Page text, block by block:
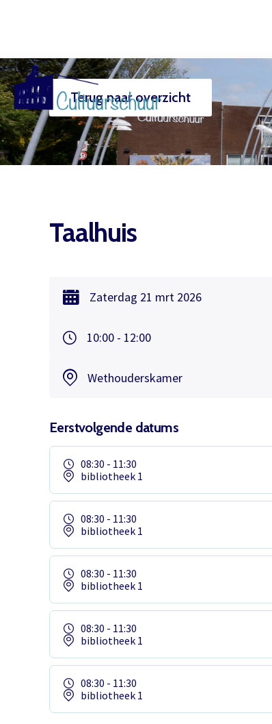
Terug naar overzicht
Taalhuis
Zaterdag 21 mrt 2026
10:00 - 12:00
Wethouderskamer
Eerstvolgende datums
08:30 - 11:30
bibliotheek 1
08:30 - 11:30
bibliotheek 1
08:30 - 11:30
bibliotheek 1
08:30 - 11:30
bibliotheek 1
08:30 - 11:30
bibliotheek 1